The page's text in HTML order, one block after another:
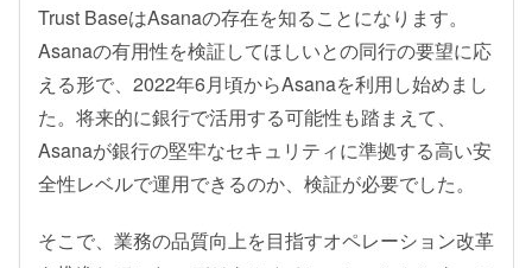
Trust BaseはAsanaの存在を知ることになります。
Asanaの有用性を検証してほしいとの同行の要望に応
える形で、2022年6月頃からAsanaを利用し始めまし
た。将来的に銀行で活用する可能性も踏まえて、
Asanaが銀行の堅牢なセキュリティに準拠する高い安
全性レベルで運用できるのか、検証が必要でした。
そこで、業務の品質向上を目指すオペレーション改革